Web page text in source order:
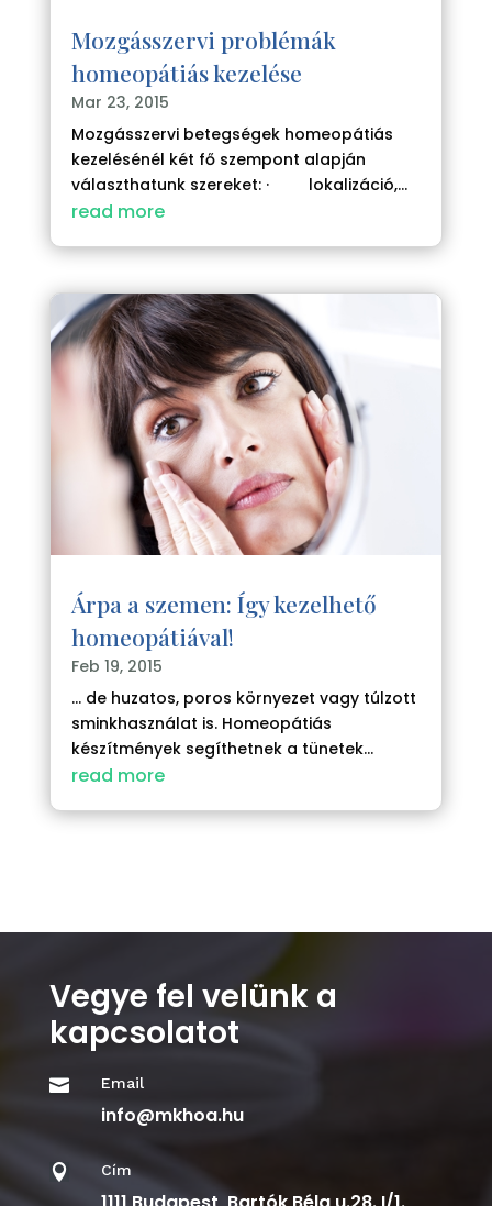
Mozgásszervi problémák
homeopátiás kezelése
Mar 23, 2015
Mozgásszervi betegségek homeopátiás
kezelésénél két fő szempont alapján
választhatunk szereket: · lokalizáció,...
read more
Árpa a szemen: Így kezelhető
homeopátiával!
Feb 19, 2015
... de huzatos, poros környezet vagy túlzott
sminkhasználat is. Homeopátiás
készítmények segíthetnek a tünetek...
read more
Vegye fel velünk a
kapcsolatot
 Email
info@mkhoa.hu
 Cím